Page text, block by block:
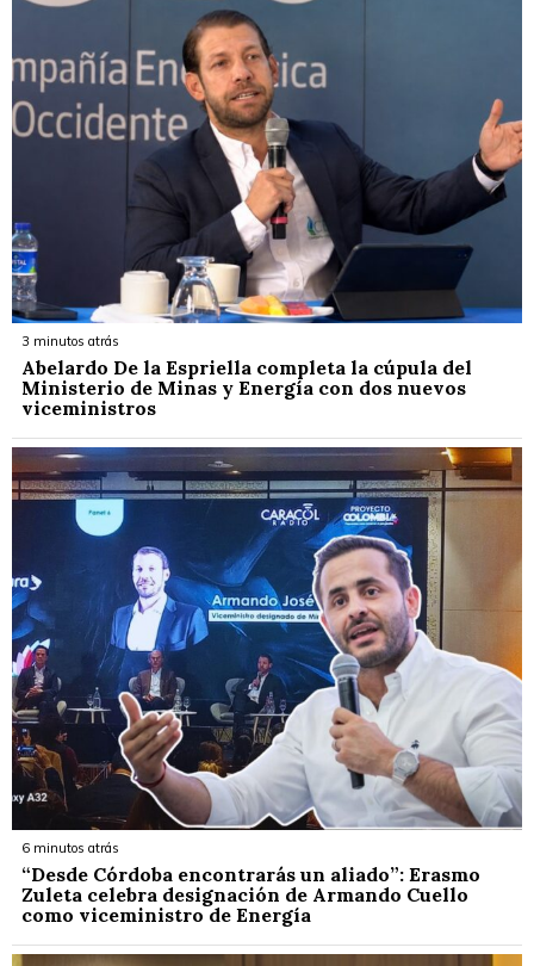
3 minutos atrás
Abelardo De la Espriella completa la cúpula del
Ministerio de Minas y Energía con dos nuevos
viceministros
6 minutos atrás
“Desde Córdoba encontrarás un aliado”: Erasmo
Zuleta celebra designación de Armando Cuello
como viceministro de Energía